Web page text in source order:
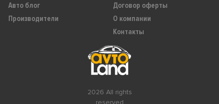
2026 All rights
Авто блог
Производители
Договор оферты
О компании
Контакты